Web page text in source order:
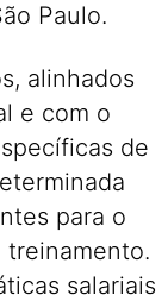
Paulo.
alinhados
e com o
de
para o
treinamento.
salariais